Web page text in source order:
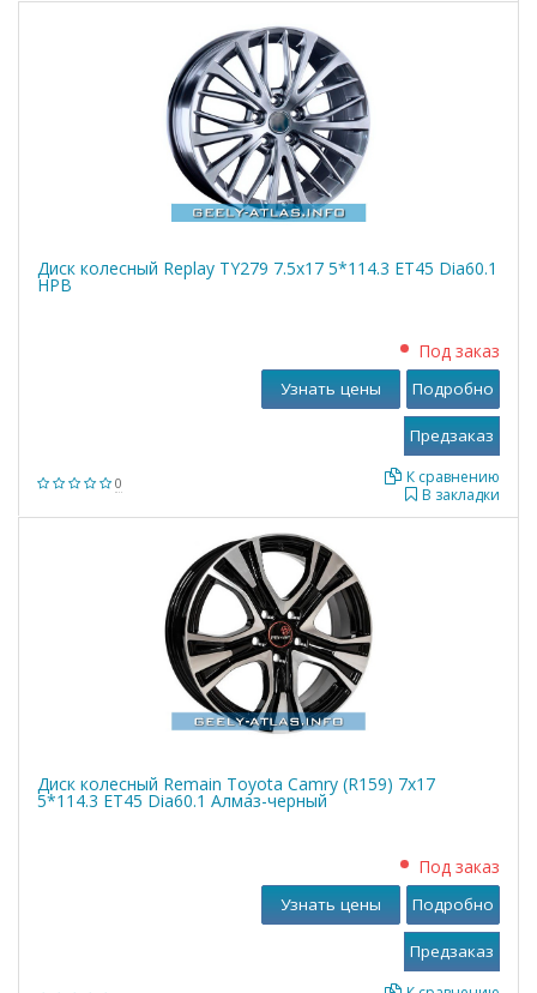
Диск колесный Replay TY279 7.5x17 5*114.3 ET45 Dia60.1
HPB
0
Под заказ
В закладки
К сравнению
Узнать цены Подробно
Диск колесный Remain Toyota Camry (R159) 7x17
5*114.3 ET45 Dia60.1 Алмаз-черный
Под заказ
Узнать цены Подробно